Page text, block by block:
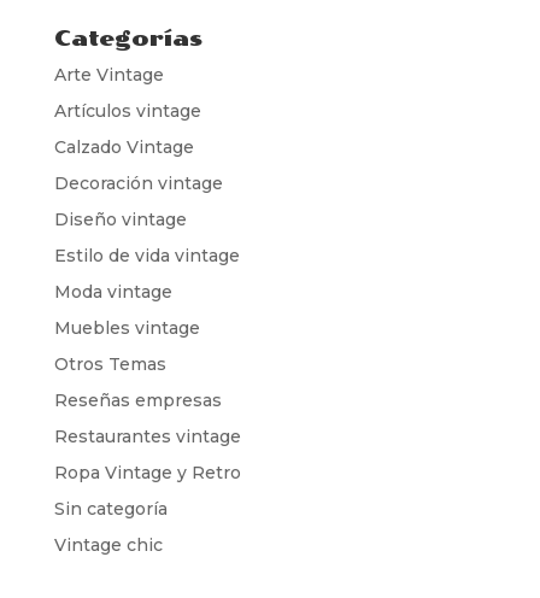
Categorías
Arte Vintage
Artículos vintage
Calzado Vintage
Decoración vintage
Diseño vintage
Estilo de vida vintage
Moda vintage
Muebles vintage
Otros Temas
Reseñas empresas
Restaurantes vintage
Ropa Vintage y Retro
Sin categoría
Vintage chic